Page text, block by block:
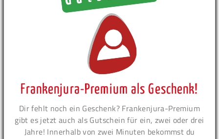
Frankenjura-Premium als Geschenk!
Dir fehlt noch ein Geschenk? Frankenjura-Premium
gibt es jetzt auch als Gutschein für ein, zwei oder drei
Jahre! Innerhalb von zwei Minuten bekommst du